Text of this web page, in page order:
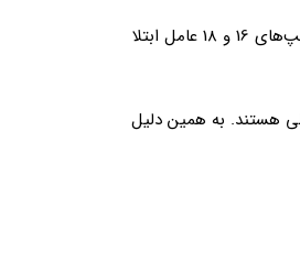
واکسن گارداسیل 4 ظرفیتی: این واکسن از سویه‌های 6، 11، 16 و 18 ویروس HPV پیشگیری می‌کند که تیپ‌های 6 و 11 موجب بروز زگیل تناسلی شده، و تیپ‌های 16 و 18 عامل ابتلا
می‌دهد که عامل 90 درصد سرطان‌های ناحیه تناسلی هستند. به همین دلیل